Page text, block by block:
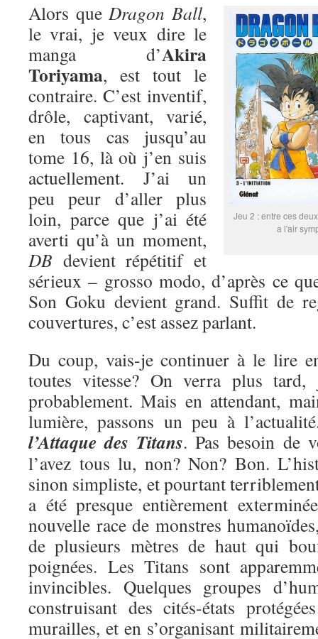
Jeu 2 : entre ces
a l'air
Alors queDragon Ball,
le vrai, je veux dire le
manga d’Akira
Toriyama, est tout le
contraire. C’est inventif,
drôle, captivant, varié,
en tous cas jusqu’au
tome 16, là où j’en suis
actuellement. J’ai un
peu peur d’aller plus
loin, parce que j’ai été
averti qu’à un moment,
DB devient répétitif et
sérieux – grosso modo, d’après ce
Son Goku devient grand. Suffit de
couvertures, c’est assez parlant.
Du coup, vais-je continuer à le lire
toutes vitesse? On verra plus
probablement. Mais en attendant,
lumière, passons un peu à
l’Attaque des Titans. Pas besoin de
l’avez tous lu, non? Non? Bon.
sinon simpliste, et pourtant
a été presque entièrement
nouvelle race de monstres
de plusieurs mètres de haut qui
poignées. Les Titans sont
invincibles. Quelques groupes
construisant des cités-états
murailles, et en s’organisant